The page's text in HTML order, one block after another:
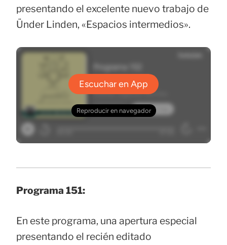
presentando el excelente nuevo trabajo de
Ünder Linden, «Espacios intermedios».
Programa 151:
En este programa, una apertura especial
presentando el recién editado